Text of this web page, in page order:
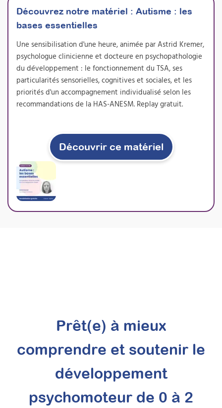
bilans psychomoteurs, vous gagnez en
précision clinique et adaptez efficacement
vos passations de tests. Cette formation vous
permet de proposer concrètement une
nouvelle prestation de bilan sensoriel, très
demandée par les familles et les institutions,
tout en enrichissant durablement votre
pratique professionnelle.
Prochaine session 05/10/2026
Durée 18h réparties sur 5 semaines
À découvrir
Mettre en place des
séances
d’accompagnement
parental après le
Découvrez notre matériel : Autisme : les
bases essentielles
Une sensibilisation d'une heure, animée par Astrid Kremer,
psychologue clinicienne et docteure en psychopathologie
du développement : le fonctionnement du TSA, ses
particularités sensorielles, cognitives et sociales, et les
priorités d'un accompagnement individualisé selon les
recommandations de la HAS-ANESM. Replay gratuit.
Découvrir ce matériel
Prêt(e) à mieux
comprendre et soutenir le
développement
psychomoteur de 0 à 2